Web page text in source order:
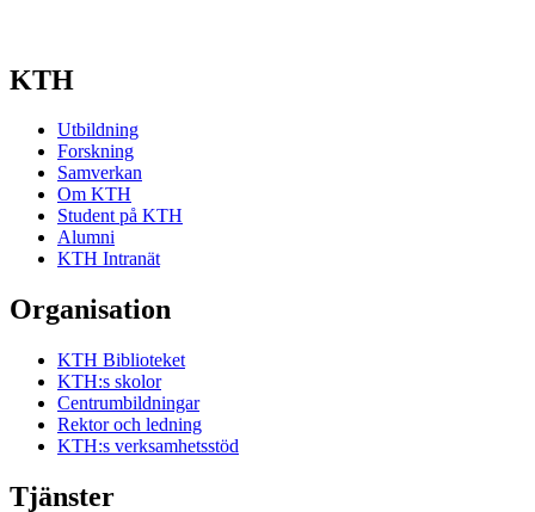
KTH
Utbildning
Forskning
Samverkan
Om KTH
Student på KTH
Alumni
KTH Intranät
Organisation
KTH Biblioteket
KTH:s skolor
Centrumbildningar
Rektor och ledning
KTH:s verksamhetsstöd
Tjänster